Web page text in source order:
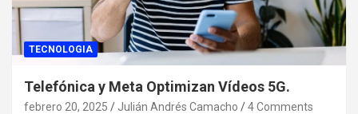
TECNOLOGIA
Telefónica y Meta Optimizan Vídeos 5G.
febrero 20, 2025 Julián Andrés Camacho 4 Comments